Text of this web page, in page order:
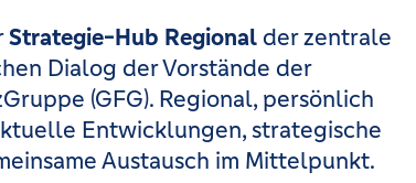
Strategie-Hub Regional der zentrale
Dialog der Vorstände der
(GFG). Regional, persönlich
Entwicklungen, strategische
Austausch im Mittelpunkt.